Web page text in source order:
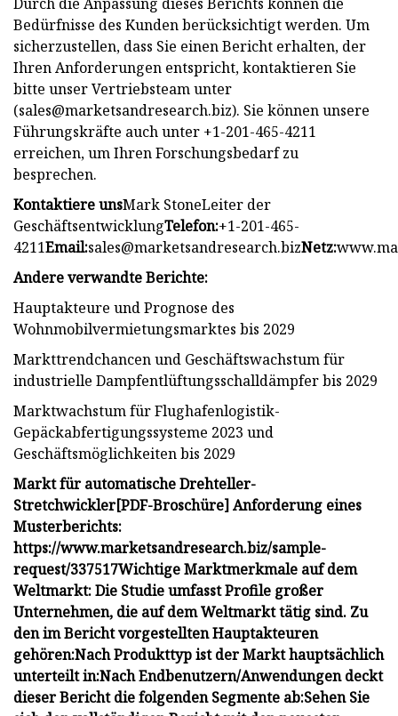
Bedürfnisse des Kunden berücksichtigt werden. Um
sicherzustellen, dass Sie einen Bericht erhalten, der
Ihren Anforderungen entspricht, kontaktieren Sie
bitte unser Vertriebsteam unter
(sales@marketsandresearch.biz). Sie können unsere
Führungskräfte auch unter +1-201-465-4211
erreichen, um Ihren Forschungsbedarf zu
besprechen.
Kontaktiere unsMark StoneLeiter der
GeschäftsentwicklungTelefon:+1-201-465-
4211Email:sales@marketsandresearch.bizNetz:
Andere verwandte Berichte:
Hauptakteure und Prognose des
Wohnmobilvermietungsmarktes bis 2029
Markttrendchancen und Geschäftswachstum für
industrielle Dampfentlüftungsschalldämpfer bis 2029
Marktwachstum für Flughafenlogistik-
Gepäckabfertigungssysteme 2023 und
Geschäftsmöglichkeiten bis 2029
Markt für automatische Drehteller-
Stretchwickler[PDF-Broschüre] Anforderung eines
Musterberichts:
https://www.marketsandresearch.biz/sample-
request/337517Wichtige Marktmerkmale auf dem
Weltmarkt:Die Studie umfasst Profile großer
Unternehmen, die auf dem Weltmarkt tätig sind. Zu
den im Bericht vorgestellten Hauptakteuren
gehören:Nach Produkttyp ist der Markt hauptsächlich
unterteilt in:Nach Endbenutzern/Anwendungen deckt
dieser Bericht die folgenden Segmente ab:Sehen Sie